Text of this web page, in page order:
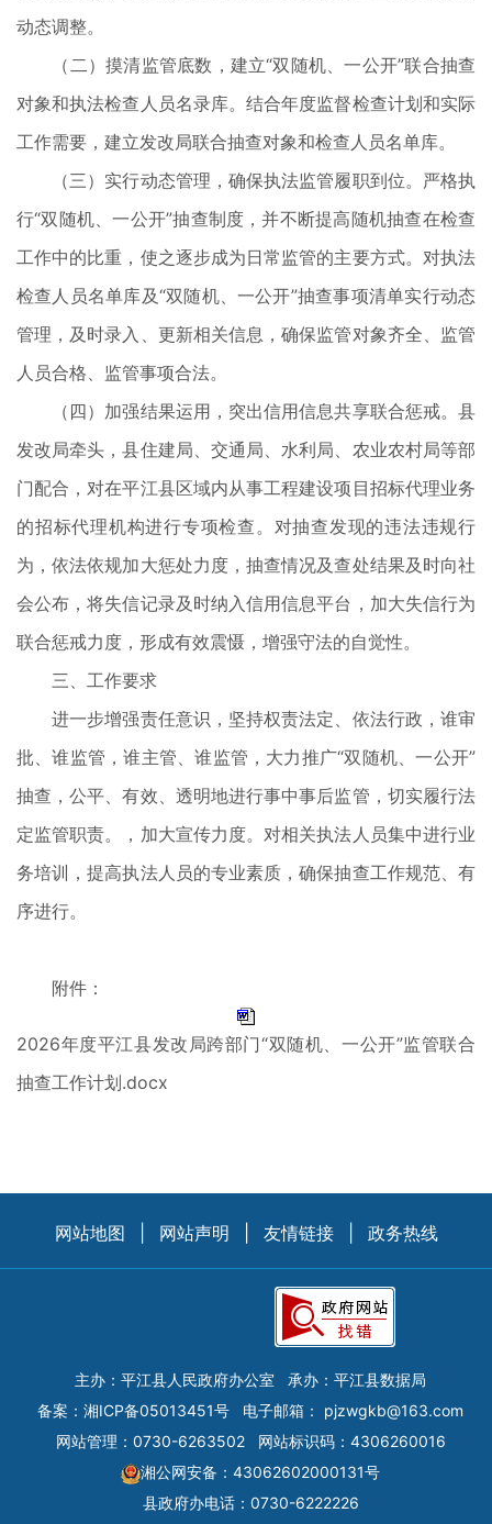
动态调整。
（二）摸清监管底数，建立“双随机、一公开”联合抽查
对象和执法检查人员名录库。结合年度监督检查计划和实际
工作需要，建立发改局联合抽查对象和检查人员名单库。
（三）实行动态管理，确保执法监管履职到位。严格执
行“双随机、一公开”抽查制度，并不断提高随机抽查在检查
工作中的比重，使之逐步成为日常监管的主要方式。对执法
检查人员名单库及“双随机、一公开”抽查事项清单实行动态
管理，及时录入、更新相关信息，确保监管对象齐全、监管
人员合格、监管事项合法。
（四）加强结果运用，突出信用信息共享联合惩戒。县
发改局牵头，县住建局、交通局、水利局、农业农村局等部
门配合，对在平江县区域内从事工程建设项目招标代理业务
的招标代理机构进行专项检查。对抽查发现的违法违规行
为，依法依规加大惩处力度，抽查情况及查处结果及时向社
会公布，将失信记录及时纳入信用信息平台，加大失信行为
联合惩戒力度，形成有效震慑，增强守法的自觉性。
三、工作要求
进一步增强责任意识，坚持权责法定、依法行政，谁审
批、谁监管，谁主管、谁监管，大力推广“双随机、一公开”
抽查，公平、有效、透明地进行事中事后监管，切实履行法
定监管职责。，加大宣传力度。对相关执法人员集中进行业
务培训，提高执法人员的专业素质，确保抽查工作规范、有
序进行。
附件：
2026年度平江县发改局跨部门“双随机、一公开”监管联合
抽查工作计划.docx
网站地图 网站声明 友情链接 政务热线
主办：平江县人民政府办公室
承办：平江县数据局
备案： 湘ICP备05013451号 电子邮箱： pjzwgkb@163.com
网站管理：0730-6263502
网站标识码：4306260016
湘公网安备：43062602000131号
县政府办电话：0730-6222226